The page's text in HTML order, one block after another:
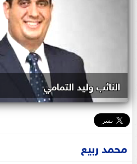
النائب وليد التمامي
محمد ربيع